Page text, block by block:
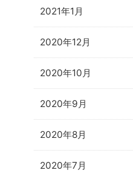
2021年1月
2020年12月
2020年10月
2020年9月
2020年8月
2020年7月